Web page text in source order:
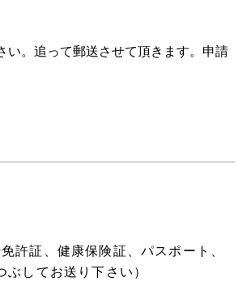
い。追って郵送させて頂きます。申請
許証、健康保険証、パスポート、
してお送り下さい）